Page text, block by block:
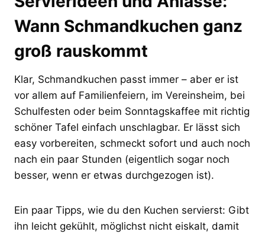
Wann Schmandkuchen ganz
groß rauskommt
Klar, Schmandkuchen passt immer – aber er ist
vor allem auf Familienfeiern, im Vereinsheim, bei
Schulfesten oder beim Sonntagskaffee mit richtig
schöner Tafel einfach unschlagbar. Er lässt sich
easy vorbereiten, schmeckt sofort und auch noch
nach ein paar Stunden (eigentlich sogar noch
besser, wenn er etwas durchgezogen ist).
Ein paar Tipps, wie du den Kuchen servierst: Gibt
ihn leicht gekühlt, möglichst nicht eiskalt, damit